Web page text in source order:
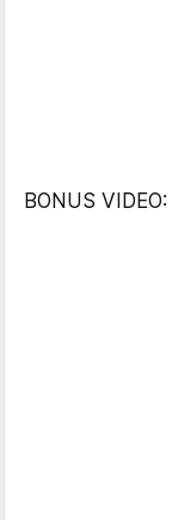
BONUS VIDEO: